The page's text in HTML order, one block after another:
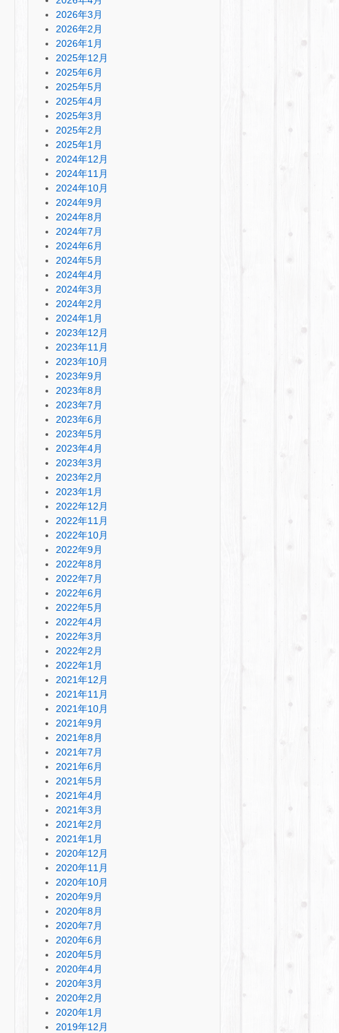
2026年3月
2026年2月
2026年1月
2025年12月
2025年6月
2025年5月
2025年4月
2025年3月
2025年2月
2025年1月
2024年12月
2024年11月
2024年10月
2024年9月
2024年8月
2024年7月
2024年6月
2024年5月
2024年4月
2024年3月
2024年2月
2024年1月
2023年12月
2023年11月
2023年10月
2023年9月
2023年8月
2023年7月
2023年6月
2023年5月
2023年4月
2023年3月
2023年2月
2023年1月
2022年12月
2022年11月
2022年10月
2022年9月
2022年8月
2022年7月
2022年6月
2022年5月
2022年4月
2022年3月
2022年2月
2022年1月
2021年12月
2021年11月
2021年10月
2021年9月
2021年8月
2021年7月
2021年6月
2021年5月
2021年4月
2021年3月
2021年2月
2021年1月
2020年12月
2020年11月
2020年10月
2020年9月
2020年8月
2020年7月
2020年6月
2020年5月
2020年4月
2020年3月
2020年2月
2020年1月
2019年12月